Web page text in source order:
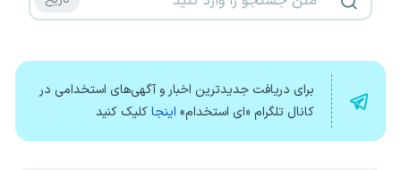
برای دریافت جدیدترین اخبار و آگهی‌های استخدامی در
کانال تلگرام «ای استخدام» اینجاکلیک کنید